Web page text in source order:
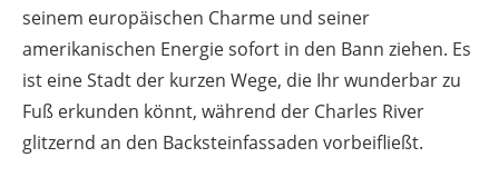
seinem europäischen Charme und seiner
amerikanischen Energie sofort in den Bann ziehen. Es
ist eine Stadt der kurzen Wege, die Ihr wunderbar zu
Fuß erkunden könnt, während der Charles River
glitzernd an den Backsteinfassaden vorbeifließt.